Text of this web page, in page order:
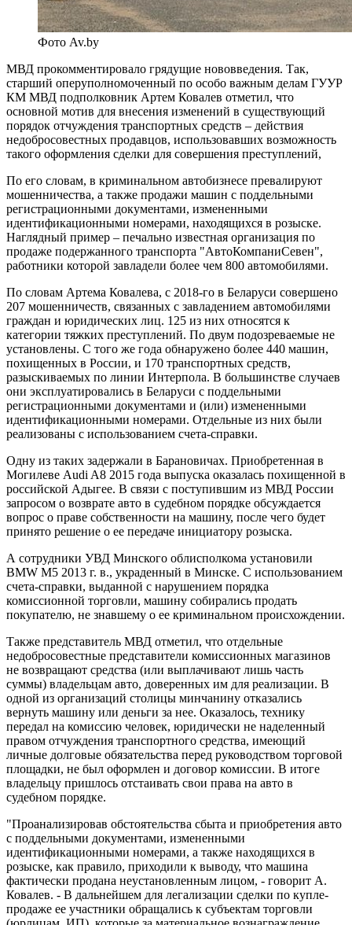
Фото Av.by
МВД прокомментировало грядущие нововведения. Так,
старший оперуполномоченный по особо важным делам ГУУР
КМ МВД подполковник Артем Ковалев отметил, что
основной мотив для внесения изменений в существующий
порядок отчуждения транспортных средств – действия
недобросовестных продавцов, использовавших возможность
такого оформления сделки для совершения преступлений,
По его словам, в криминальном автобизнесе превалируют
мошенничества, а также продажи машин с поддельными
регистрационными документами, измененными
идентификационными номерами, находящихся в розыске.
Наглядный пример – печально известная организация по
продаже подержанного транспорта "АвтоКомпаниСевен",
работники которой завладели более чем 800 автомобилями.
По словам Артема Ковалева, с 2018-го в Беларуси совершено
207 мошенничеств, связанных с завладением автомобилями
граждан и юридических лиц. 125 из них относятся к
категории тяжких преступлений. По двум подозреваемые не
установлены. С того же года обнаружено более 440 машин,
похищенных в России, и 170 транспортных средств,
разыскиваемых по линии Интерпола. В большинстве случаев
они эксплуатировались в Беларуси с поддельными
регистрационными документами и (или) измененными
идентификационными номерами. Отдельные из них были
реализованы с использованием счета-справки.
Одну из таких задержали в Барановичах. Приобретенная в
Могилеве Audi A8 2015 года выпуска оказалась похищенной в
российской Адыгее. В связи с поступившим из МВД России
запросом о возврате авто в судебном порядке обсуждается
вопрос о праве собственности на машину, после чего будет
принято решение о ее передаче инициатору розыска.
А сотрудники УВД Минского облисполкома установили
BMW М5 2013 г. в., украденный в Минске. С использованием
счета-справки, выданной с нарушением порядка
комиссионной торговли, машину собирались продать
покупателю, не знавшему о ее криминальном происхождении.
Также представитель МВД отметил, что отдельные
недобросовестные представители комиссионных магазинов
не возвращают средства (или выплачивают лишь часть
суммы) владельцам авто, доверенных им для реализации. В
одной из организаций столицы минчанину отказались
вернуть машину или деньги за нее. Оказалось, технику
передал на комиссию человек, юридически не наделенный
правом отчуждения транспортного средства, имеющий
личные долговые обязательства перед руководством торговой
площадки, не был оформлен и договор комиссии. В итоге
владельцу пришлось отстаивать свои права на авто в
судебном порядке.
"Проанализировав обстоятельства сбыта и приобретения авто
с поддельными документами, измененными
идентификационными номерами, а также находящихся в
розыске, как правило, приходили к выводу, что машина
фактически продана неустановленным лицом, - говорит А.
Ковалев. - В дальнейшем для легализации сделки по купле-
продаже ее участники обращались к субъектам торговли